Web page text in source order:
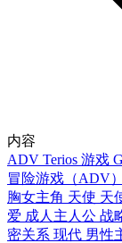
内容
ADV Terios 游戏
冒险游戏（ADV）
胸女主角 天使 天
爱 成人主人公 战
密关系 现代 男性